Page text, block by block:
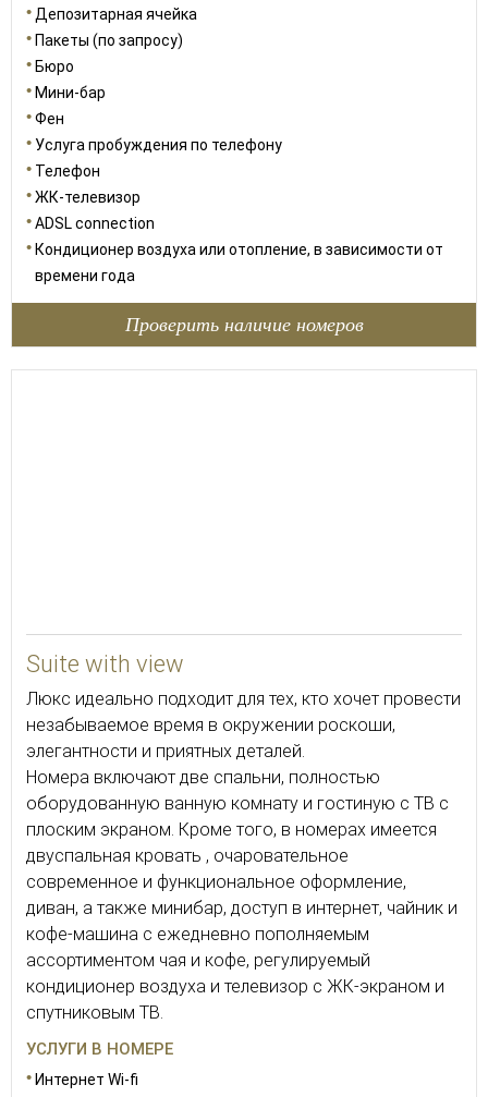
Депозитарная ячейка
Пакеты (по запросу)
Бюро
Мини-бар
Фен
Услуга пробуждения по телефону
Телефон
ЖК-телевизор
ADSL connection
Кондиционер воздуха или отопление, в зависимости от
времени года
Проверить наличие номеров
Suite with view
Люкс идеально подходит для тех, кто хочет провести
незабываемое время в окружении роскоши,
элегантности и приятных деталей.
Номера включают две спальни, полностью
оборудованную ванную комнату и гостиную с ТВ с
плоским экраном. Кроме того, в номерах имеется
двуспальная кровать , очаровательное
современное и функциональное оформление,
диван, а также минибар, доступ в интернет, чайник и
кофе-машина с ежедневно пополняемым
ассортиментом чая и кофе, регулируемый
кондиционер воздуха и телевизор с ЖК-экраном и
спутниковым ТВ.
УСЛУГИ В НОМЕРЕ
Интернет Wi-fi